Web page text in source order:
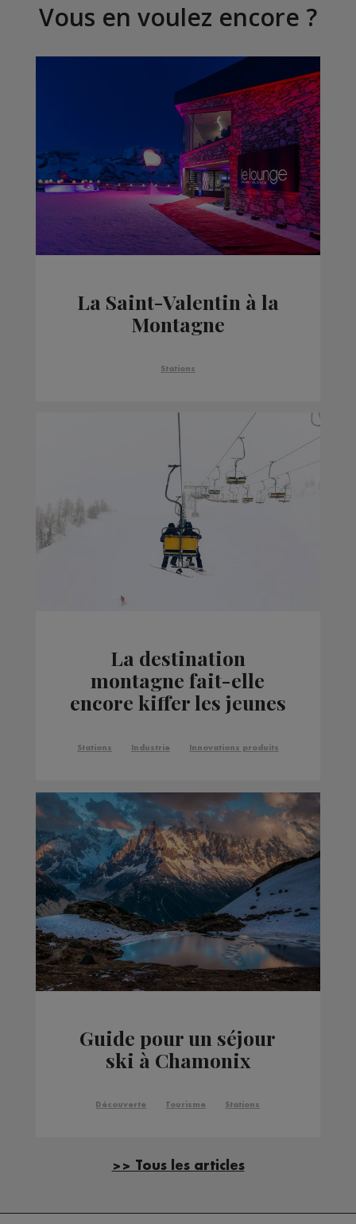
Vous en voulez encore ?
La Saint-Valentin à la
Montagne
Stations
La destination
montagne fait-elle
encore kiffer les jeunes
Stations Industrie Innovations produits
Guide pour un séjour
ski à Chamonix
Découverte Tourisme Stations
>> Tous les articles